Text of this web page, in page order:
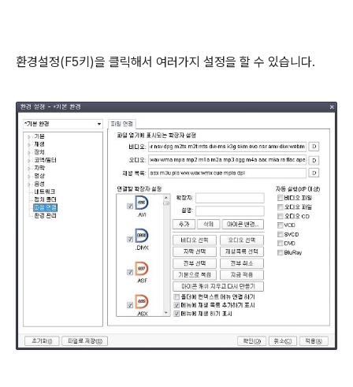
환경설정(F5키)을 클릭해서 여러가지 설정을 할 수 있습니다.